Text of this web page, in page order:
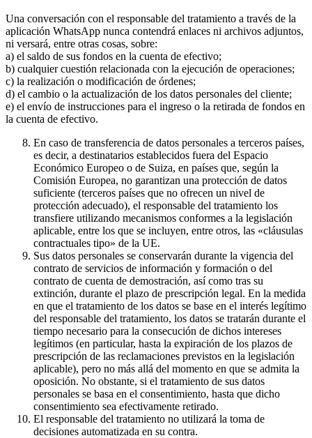
Una conversación con el responsable del tratamiento a través de la
aplicación WhatsApp nunca contendrá enlaces ni archivos adjuntos,
ni versará, entre otras cosas, sobre:
a) el saldo de sus fondos en la cuenta de efectivo;
b) cualquier cuestión relacionada con la ejecución de operaciones;
c) la realización o modificación de órdenes;
d) el cambio o la actualización de los datos personales del cliente;
e) el envío de instrucciones para el ingreso o la retirada de fondos en
la cuenta de efectivo.
En caso de transferencia de datos personales a terceros países,
es decir, a destinatarios establecidos fuera del Espacio
Económico Europeo o de Suiza, en países que, según la
Comisión Europea, no garantizan una protección de datos
suficiente (terceros países que no ofrecen un nivel de
protección adecuado), el responsable del tratamiento los
transfiere utilizando mecanismos conformes a la legislación
aplicable, entre los que se incluyen, entre otros, las «cláusulas
contractuales tipo» de la UE.
Sus datos personales se conservarán durante la vigencia del
contrato de servicios de información y formación o del
contrato de cuenta de demostración, así como tras su
extinción, durante el plazo de prescripción legal. En la medida
en que el tratamiento de los datos se base en el interés legítimo
del responsable del tratamiento, los datos se tratarán durante el
tiempo necesario para la consecución de dichos intereses
legítimos (en particular, hasta la expiración de los plazos de
prescripción de las reclamaciones previstos en la legislación
aplicable), pero no más allá del momento en que se admita la
oposición. No obstante, si el tratamiento de sus datos
personales se basa en el consentimiento, hasta que dicho
consentimiento sea efectivamente retirado.
El responsable del tratamiento no utilizará la toma de
decisiones automatizada en su contra.